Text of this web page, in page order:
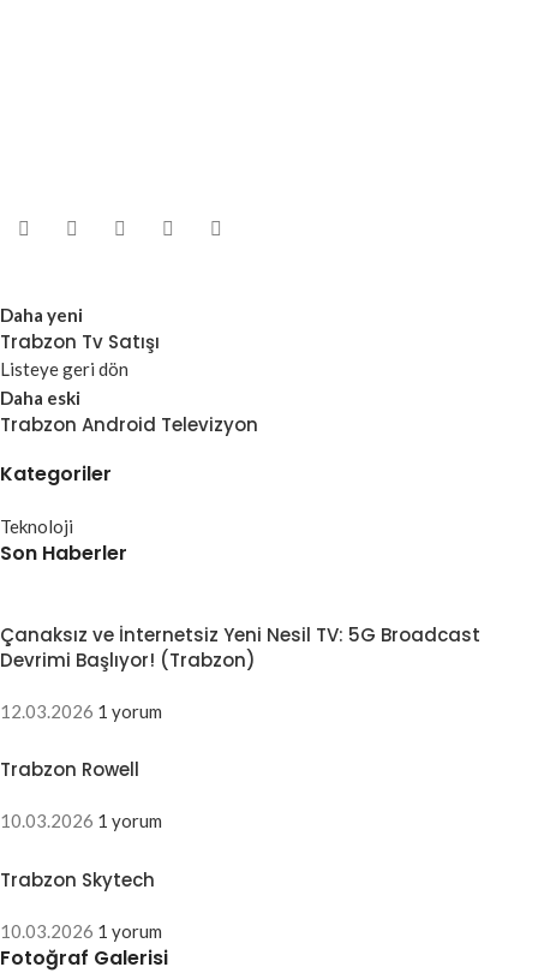
Daha yeni
Trabzon Tv Satışı
Listeye geri dön
Daha eski
Trabzon Android Televizyon
Kategoriler
Teknoloji
Son Haberler
Çanaksız ve İnternetsiz Yeni Nesil TV: 5G Broadcast
Devrimi Başlıyor! (Trabzon)
12.03.2026 1 yorum
Trabzon Rowell
10.03.2026 1 yorum
Trabzon Skytech
10.03.2026 1 yorum
Fotoğraf Galerisi